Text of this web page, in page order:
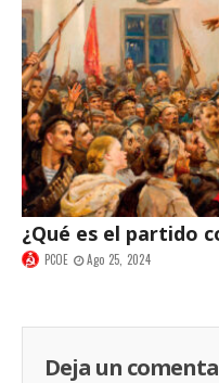
¿Qué es el partido
PCOE Ago 25, 2024
Deja un